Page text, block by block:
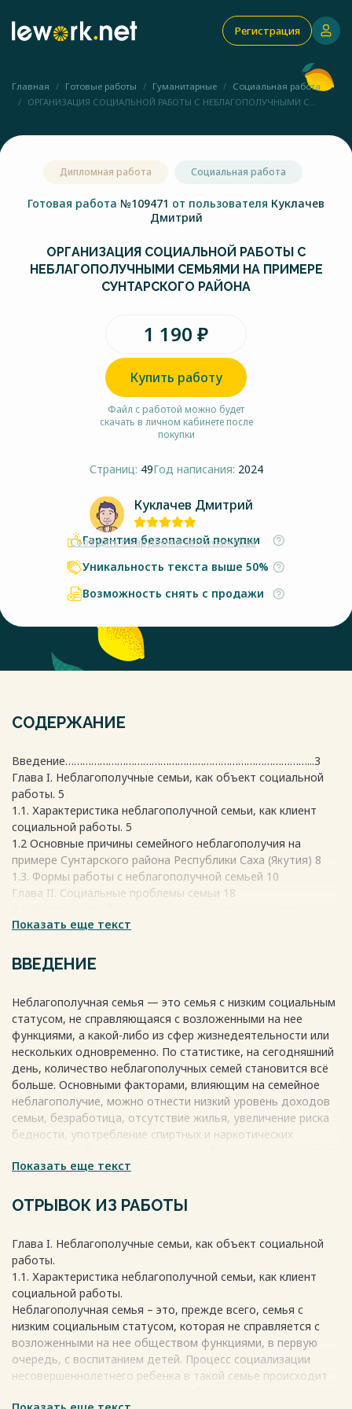
Регистрация
Главная Готовые работы Гуманитарные
Социальная работа
ОРГАНИЗАЦИЯ СОЦИАЛЬНОЙ РАБОТЫ С НЕБЛАГОПОЛУЧНЫМИ С...
Дипломная работа Социальная работа
Готовая работа №109471 от пользователя Куклачев
Дмитрий
ОРГАНИЗАЦИЯ СОЦИАЛЬНОЙ РАБОТЫ С
НЕБЛАГОПОЛУЧНЫМИ СЕМЬЯМИ НА ПРИМЕРЕ
СУНТАРСКОГО РАЙОНА
1 190 ₽
Купить работу
Файл с работой можно будет
скачать в личном кабинете после
покупки
Страниц: 49Год написания: 2024
Куклачев Дмитрий
Сообщить о нарушении авторских прав
Гарантия безопасной покупки
Уникальность текста выше 50%
Возможность снять с продажи
СОДЕРЖАНИЕ
Введение…………………………………………………………………………...3
Глава I. Неблагополучные семьи, как объект социальной
работы. 5
1.1. Характеристика неблагополучной семьи, как клиент
социальной работы. 5
1.2 Основные причины семейного неблагополучия на
примере Сунтарского района Республики Саха (Якутия) 8
1.3. Формы работы с неблагополучной семьей 10
Глава II. Социальные проблемы семьи 18
неблагополучием 18
риска» 23
2.3 Статистика неблагополучной семьи на примере
2.4 Основные функции работы с неблагополучными
семьями на примере Сунтарского района. 35
Заключение 46
Список использованных источников и литературы 48
Весь текст будет доступенпосле покупки
Показать еще текст
ВВЕДЕНИЕ
Неблагополучная семья — это семья с низким социальным
статусом, не справляющаяся с возложенными на нее
функциями, а какой-либо из сфер жизнедеятельности или
нескольких одновременно. По статистике, на сегодняшний
день, количество неблагополучных семей становится всё
больше. Основными факторами, влияющим на семейное
неблагополучие, можно отнести низкий уровень доходов
семьи, безработица, отсутствие жилья, увеличение риска
бедности, употребление спиртных и наркотических
есть государственные учреждения, центры по семейному
направления социальной работы с неблагополучными
Цель выпускной квалификационной работы:
1. рассмотрение теоретических понятий неблагополучной
семьи;
2. изучение предоставление социальных услуг семьям и
несовершеннолетним, находящихся в социально-опасном
положении, трудной жизненной ситуации, для обеспечения
их прав и законных интересов;
3. изучение разработки и реализации мер, направленные на
профилактику безнадзорности и правонарушение
Показать еще текст
ОТРЫВОК ИЗ РАБОТЫ
Глава I. Неблагополучные семьи, как объект социальной
работы.
1.1. Характеристика неблагополучной семьи, как клиент
социальной работы.
Неблагополучная семья – это, прежде всего, семья с
низким социальным статусом, которая не справляется с
возложенными на нее обществом функциями, в первую
очередь, с воспитанием детей. Процесс социализации
несовершеннолетнего ребенка в такой семье происходит